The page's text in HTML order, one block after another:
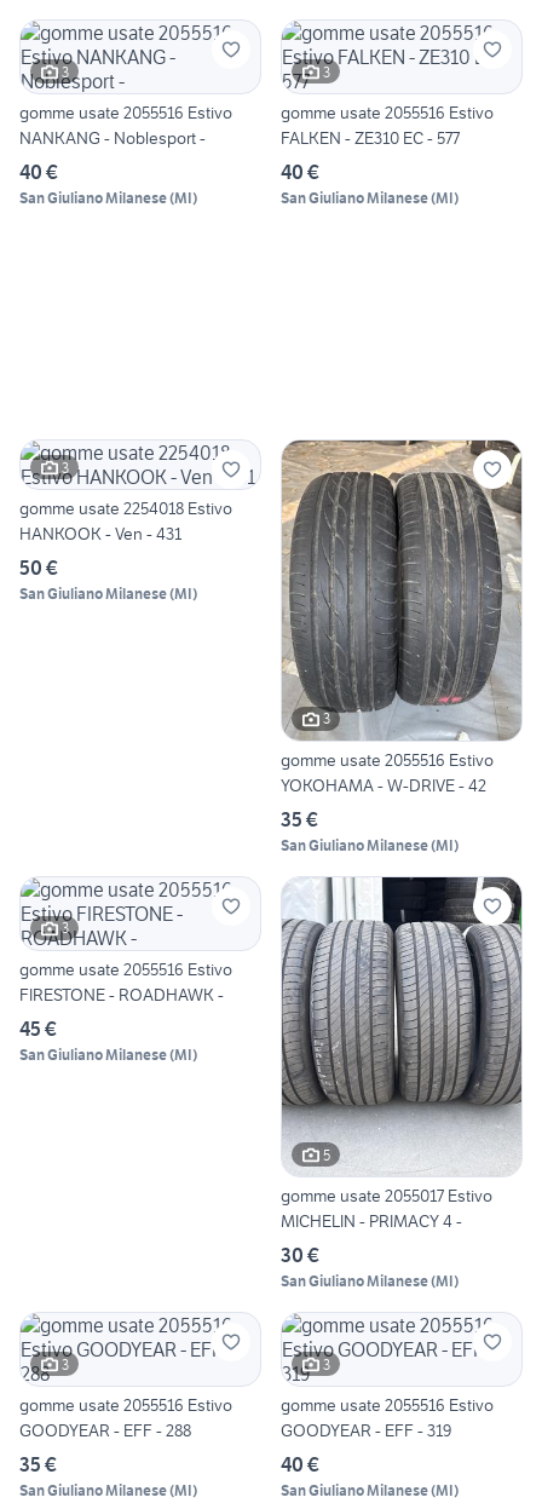
3
gomme usate 2055516 Estivo
NANKANG - Noblesport -
40 €
San Giuliano Milanese(MI)
3
gomme usate 2055516 Estivo
FALKEN - ZE310 EC - 577
40 €
San Giuliano Milanese(MI)
3
gomme usate 2254018 Estivo
HANKOOK - Ven - 431
50 €
San Giuliano Milanese(MI)
3
gomme usate 2055516 Estivo
YOKOHAMA - W-DRIVE - 42
35 €
San Giuliano Milanese(MI)
3
gomme usate 2055516 Estivo
FIRESTONE - ROADHAWK -
45 €
San Giuliano Milanese(MI)
5
gomme usate 2055017 Estivo
MICHELIN - PRIMACY 4 -
30 €
San Giuliano Milanese(MI)
3
gomme usate 2055516 Estivo
GOODYEAR - EFF - 288
35 €
San Giuliano Milanese(MI)
3
gomme usate 2055516 Estivo
GOODYEAR - EFF - 319
40 €
San Giuliano Milanese(MI)